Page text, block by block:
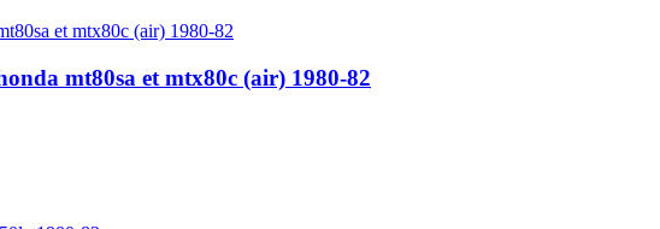
mt80sa et mtx80c (air) 1980-82